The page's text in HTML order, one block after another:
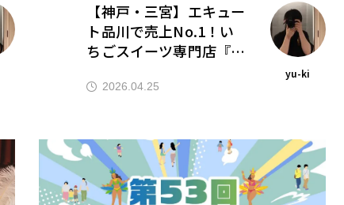
【神戸・三宮】エキュー
ト品川で売上No.1！い
ちごスイーツ専門店『V
戸阪急に初上陸｜GW限
yu-ki
2026.04.25